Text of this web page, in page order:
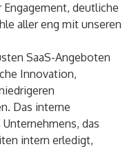
deutliche
aller eng mit unseren
SaaS-Angeboten
Innovation,
Das interne
das
intern erledigt,